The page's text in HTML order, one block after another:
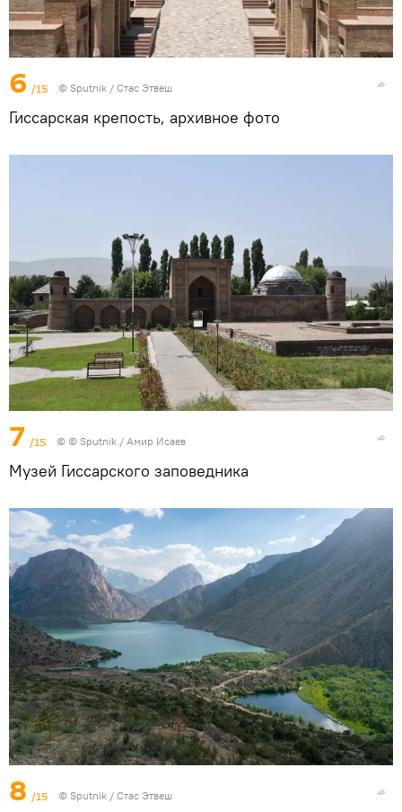
6 /15 © Sputnik / Стас Этвеш
Гиссарская крепость, архивное фото
7 /15 © © Sputnik / Амир Исаев
Музей Гиссарского заповедника
8 /15 © Sputnik / Стас Этвеш